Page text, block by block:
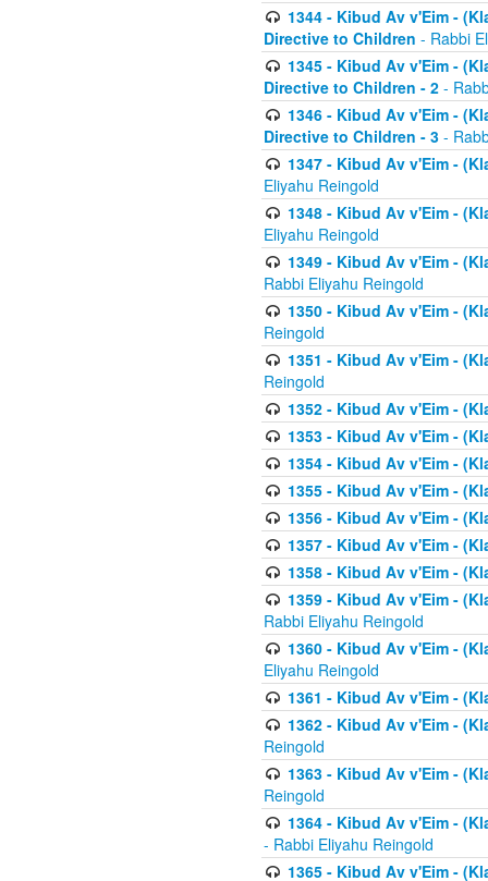
1344 - Kibud Av v'Eim -
Directive to Children - Rabbi
1345 - Kibud Av v'Eim -
Directive to Children - 2 -
1346 - Kibud Av v'Eim -
Directive to Children - 3 -
1347 - Kibud Av v'Eim -
Eliyahu Reingold
1348 - Kibud Av v'Eim -
Eliyahu Reingold
1349 - Kibud Av v'Eim -
Rabbi Eliyahu Reingold
1350 - Kibud Av v'Eim -
Reingold
1351 - Kibud Av v'Eim -
Reingold
1352 - Kibud Av v'Eim -
1353 - Kibud Av v'Eim -
1354 - Kibud Av v'Eim -
1355 - Kibud Av v'Eim -
1356 - Kibud Av v'Eim -
1357 - Kibud Av v'Eim -
1358 - Kibud Av v'Eim -
1359 - Kibud Av v'Eim -
Rabbi Eliyahu Reingold
1360 - Kibud Av v'Eim -
Eliyahu Reingold
1361 - Kibud Av v'Eim -
1362 - Kibud Av v'Eim -
Reingold
1363 - Kibud Av v'Eim -
Reingold
1364 - Kibud Av v'Eim -
- Rabbi Eliyahu Reingold
1365 - Kibud Av v'Eim -